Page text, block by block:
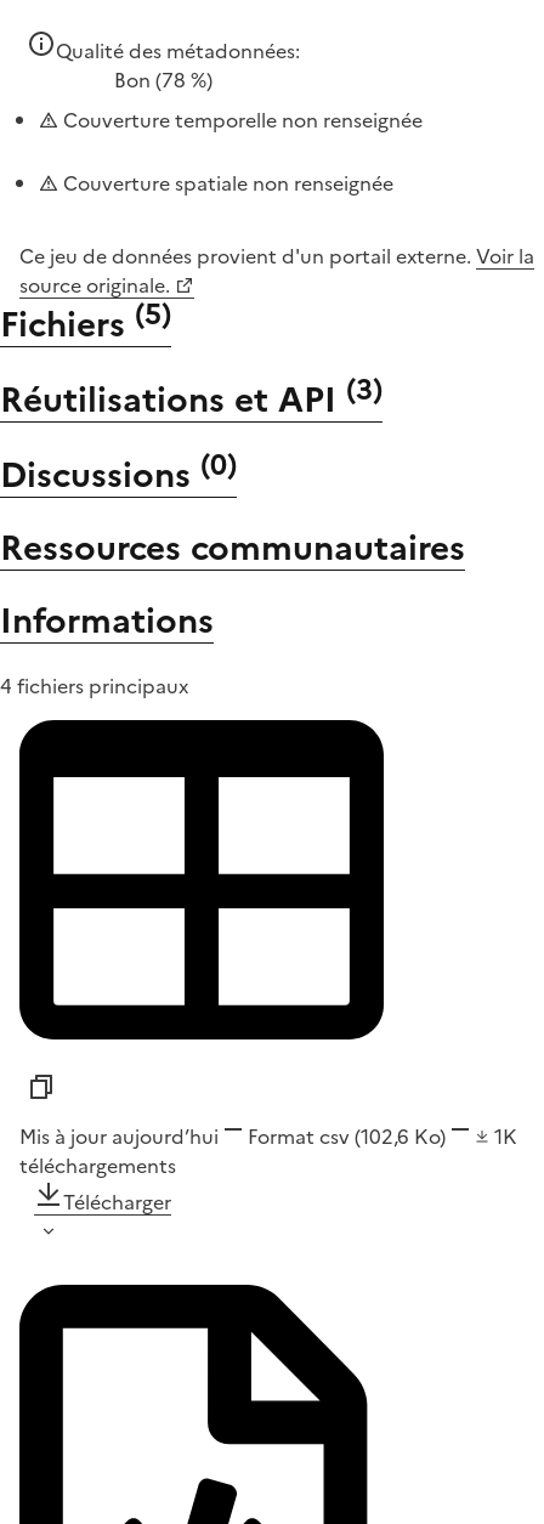
Qualité des métadonnées:
Bon (78 %)
Couverture temporelle non renseignée
Couverture spatiale non renseignée
Ce jeu de données provient d'un portail externe. Voir la
source originale.
Fichiers (5)
Réutilisations et API (3)
Discussions (0)
Ressources communautaires
Informations
4 fichiers principaux
Mis à jour aujourd’hui Format csv(102,6 Ko)
1K
téléchargements
Télécharger